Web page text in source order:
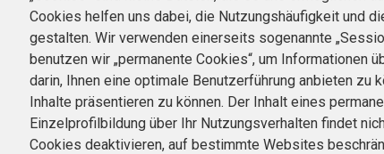
Cookies helfen uns dabei, die Nutzungshäufigkeit und
gestalten. Wir verwenden einerseits sogenannte
benutzen wir „permanente Cookies“, um
darin, Ihnen eine optimale Benutzerführung anbieten
Inhalte präsentieren zu können. Der Inhalt eines
Einzelprofilbildung über Ihr Nutzungsverhalten findet
Cookies deaktivieren, auf bestimmte Websites